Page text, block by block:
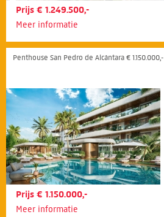
Prijs € 1.249.500,-
Meer informatie
Penthouse San Pedro de Alcántara € 1.150.000,-
Prijs € 1.150.000,-
Meer informatie